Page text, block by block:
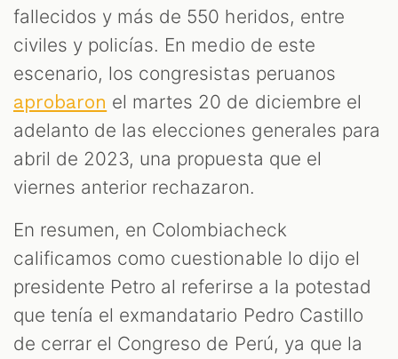
fallecidos y más de 550 heridos, entre
civiles y policías. En medio de este
escenario, los congresistas peruanos
aprobaron el martes 20 de diciembre el
adelanto de las elecciones generales para
abril de 2023, una propuesta que el
viernes anterior rechazaron.
En resumen, en Colombiacheck
calificamos como cuestionable lo dijo el
presidente Petro al referirse a la potestad
que tenía el exmandatario Pedro Castillo
de cerrar el Congreso de Perú, ya que la